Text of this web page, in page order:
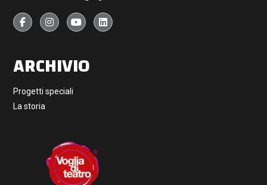
ARCHIVIO
Progetti speciali
La storia